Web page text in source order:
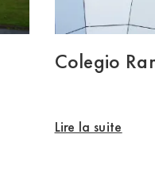
Colegio
Lire la suite